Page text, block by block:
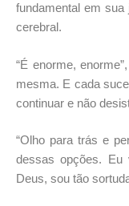
fundamental em
cerebral.
“É enorme,
mesma. E cada
continuar e não
“Olho para trás e
dessas opções. Eu
Deus, sou tão